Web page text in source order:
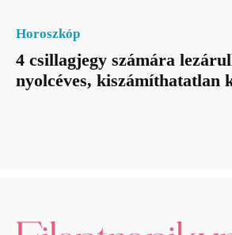
Horoszkóp
4 csillagjegy számára
nyolcéves, kiszámíthatatlan